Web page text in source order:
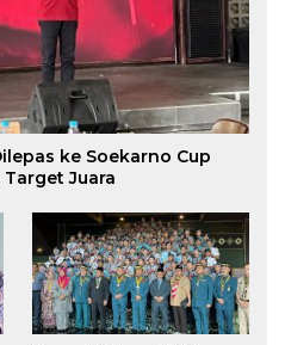
ke Soekarno Cup
Juara